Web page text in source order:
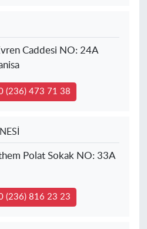
Caddesi NO: 24A
(236) 473 71 38
Polat Sokak NO: 33A
(236) 816 23 23